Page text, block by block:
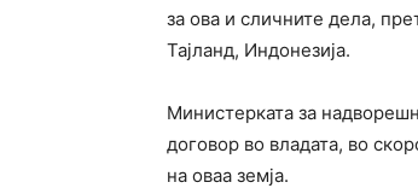
за ова и сличните дела,
Тајланд, Индонезија.
Министерката за
договор во владата, во
на оваа земја.